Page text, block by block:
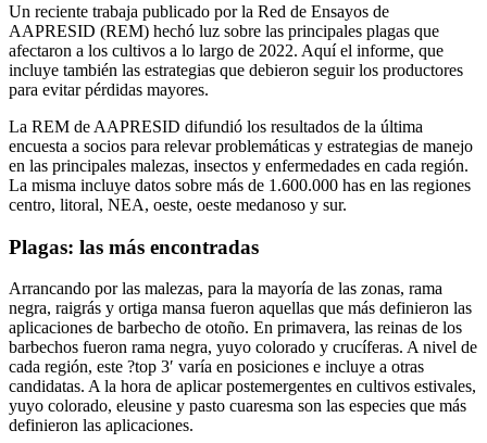
Un reciente trabaja publicado por la Red de Ensayos de
AAPRESID (REM) hechó luz sobre las principales plagas que
afectaron a los cultivos a lo largo de 2022. Aquí el informe, que
incluye también las estrategias que debieron seguir los productores
para evitar pérdidas mayores.
La REM de AAPRESID difundió los resultados de la última
encuesta a socios para relevar problemáticas y estrategias de manejo
en las principales malezas, insectos y enfermedades en cada región.
La misma incluye datos sobre más de 1.600.000 has en las regiones
centro, litoral, NEA, oeste, oeste medanoso y sur.
Plagas: las más encontradas
Arrancando por las malezas, para la mayoría de las zonas, rama
negra, raigrás y ortiga mansa fueron aquellas que más definieron las
aplicaciones de barbecho de otoño. En primavera, las reinas de los
barbechos fueron rama negra, yuyo colorado y crucíferas. A nivel de
cada región, este ?top 3′ varía en posiciones e incluye a otras
candidatas. A la hora de aplicar postemergentes en cultivos estivales,
yuyo colorado, eleusine y pasto cuaresma son las especies que más
definieron las aplicaciones.